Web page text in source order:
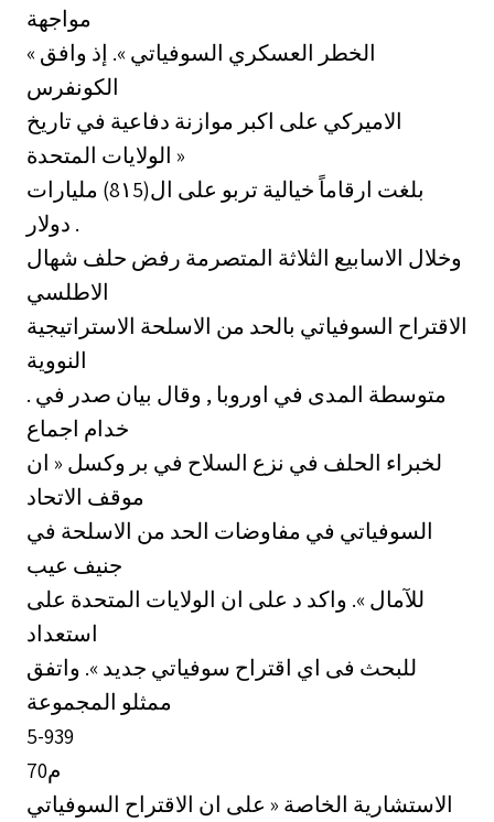
مواجهة
« الخطر العسكري السوفياتي ». إذ وافق
الكونفرس
الاميركي على اكبر موازنة دفاعية في تاريخ
الولايات المتحدة »
بلغت ارقاماً خيالية تربو على ال(8١5)‏ مليارات
دولار .
وخلال الاسابيع الثلاثة المتصرمة رفض حلف شهال
الاطلسي
الاقتراح السوفياتي بالحد من الاسلحة الاستراتيجية
النووية
. متوسطة المدى في اوروبا , وقال بيان صدر في
خدام اجماع
لخبراء الحلف في نزع السلاح في بر وكسل « ان
موقف الاتحاد
السوفياتي في مفاوضات الحد من الاسلحة في
جنيف عيب
للآمال ». واكد د على ان الولايات المتحدة على
استعداد
للبحث فى اي اقتراح سوفياتي جديد ». واتفق
ممثلو المجموعة
5-939
70م
الاستشارية الخاصة « على ان الاقتراح السوفياتي